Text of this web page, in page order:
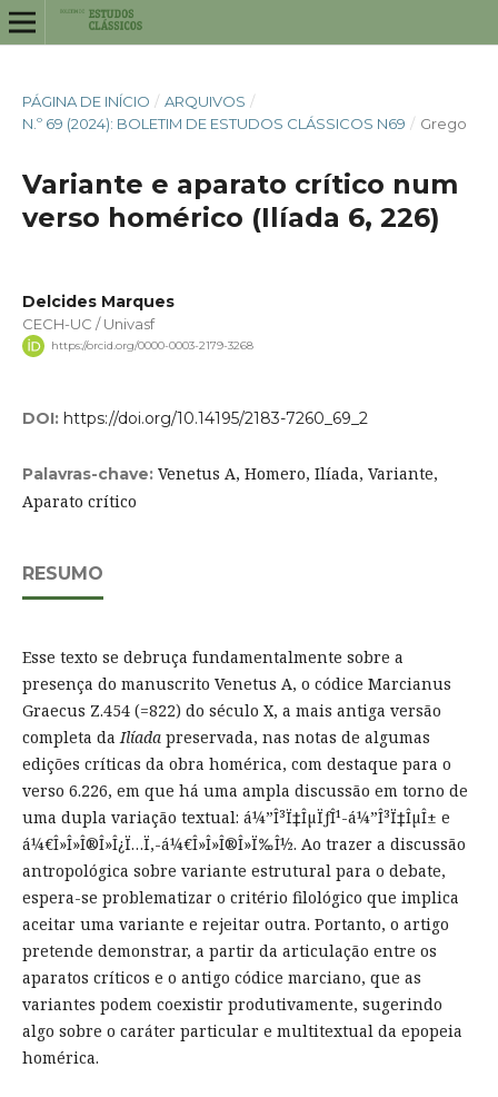
PÁGINA DE INÍCIO / ARQUIVOS /
N.º 69 (2024): BOLETIM DE ESTUDOS CLÁSSICOS N69 / Grego
Variante e aparato crítico num
verso homérico (Ilíada 6, 226)
Delcides Marques
CECH-UC / Univasf
https://orcid.org/0000-0003-2179-3268
DOI: https://doi.org/10.14195/2183-7260_69_2
Palavras-chave: Venetus A, Homero, Ilíada, Variante,
Aparato crítico
RESUMO
Esse texto se debruça fundamentalmente sobre a
presença do manuscrito Venetus A, o códice Marcianus
Graecus Z.454 (=822) do século X, a mais antiga versão
completa daIlíadapreservada, nas notas de algumas
edições críticas da obra homérica, com destaque para o
verso 6.226, em que há uma ampla discussão em torno de
uma dupla variação textual: á¼”Î³Ï‡ÎµÏƒÎ¹-á¼”Î³Ï‡ÎµÎ± e
á¼€Î»Î»Î®Î»Î¿Ï…Ï‚-á¼€Î»Î»Î®Î»Ï‰Î½. Ao trazer a discussão
antropológica sobre variante estrutural para o debate,
espera-se problematizar o critério filológico que implica
aceitar uma variante e rejeitar outra. Portanto, o artigo
pretende demonstrar, a partir da articulação entre os
aparatos críticos e o antigo códice marciano, que as
variantes podem coexistir produtivamente, sugerindo
algo sobre o caráter particular e multitextual da epopeia
homérica.